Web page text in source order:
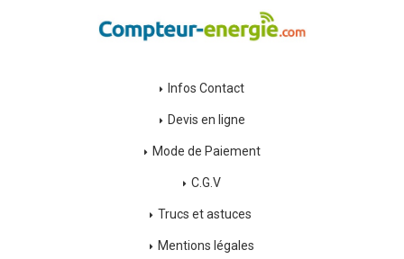
Infos Contact
Devis en ligne
Mode de Paiement
C.G.V
Trucs et astuces
Mentions légales